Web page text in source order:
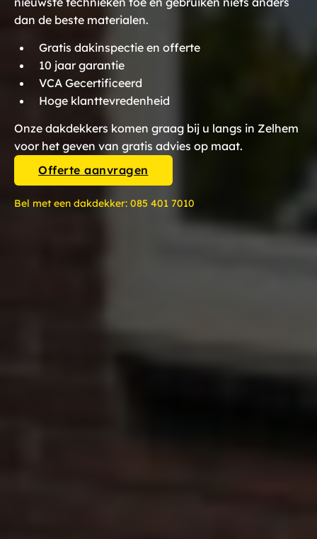
dan de beste materialen.
Gratis dakinspectie en offerte
10 jaar garantie
VCA Gecertificeerd
Hoge klanttevredenheid
Onze dakdekkers komen graag bij u langs in Zelhem
voor het geven van gratis advies op maat.
Offerte aanvragen
Bel met een dakdekker: 085 401 7010